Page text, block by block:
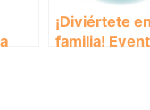
¡Diviértete
familia!